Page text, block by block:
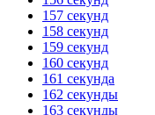
157 секунд
158 секунд
159 секунд
160 секунд
161 секунда
162 секунды
163 секунды